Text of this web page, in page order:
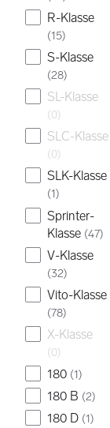
R-Klasse
(15)
S-Klasse
(28)
SL-Klasse
(0)
SLC-Klasse
(0)
SLK-Klasse
(1)
Sprinter-
Klasse (47)
V-Klasse
(32)
Vito-Klasse
(78)
X-Klasse
(0)
180 (1)
180 B (2)
180 D (1)